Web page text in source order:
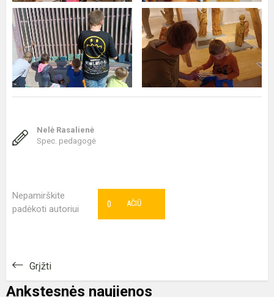
Nelė Rasalienė
Spec. pedagogė
Nepamirškite
padėkoti autoriui
AČIŪ
0
Grįžti
Ankstesnės naujienos